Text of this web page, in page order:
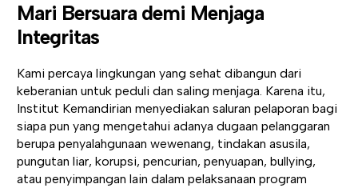
Mari Bersuara demi Menjaga
Integritas
Kami percaya lingkungan yang sehat dibangun dari
keberanian untuk peduli dan saling menjaga. Karena itu,
Institut Kemandirian menyediakan saluran pelaporan bagi
siapa pun yang mengetahui adanya dugaan pelanggaran
berupa penyalahgunaan wewenang, tindakan asusila,
pungutan liar, korupsi, pencurian, penyuapan, bullying,
atau penyimpangan lain dalam pelaksanaan program